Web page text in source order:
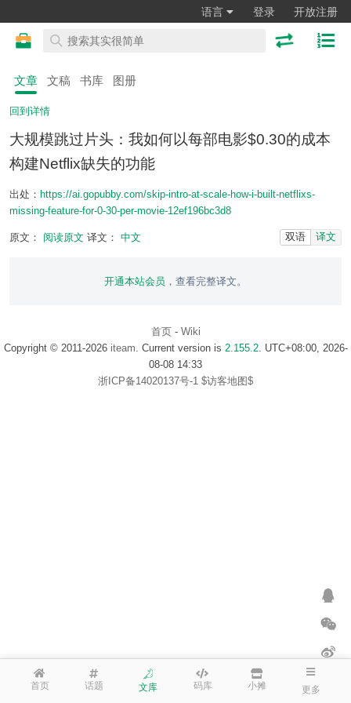
语言 登录 开放注册
首页 话题 文库 码库 小摊 更多
文章 文稿 书库 图册
回到详情
大规模跳过片头：我如何以每部电影$0.30的成本
构建Netflix缺失的功能
出处： https://ai.gopubby.com/skip-intro-at-scale-how-i-built-netflixs-
missing-feature-for-0-30-per-movie-12ef196bc3d8
原文： 阅读原文 译文： 中文 双语 译文
开通本站会员 ，查看完整译文。
首页- Wiki
Copyright © 2011-2026 iteam. Current version is 2.155.2. UTC+08:00, 2026-
08-08 14:33
浙ICP备14020137号-1 $访客地图$